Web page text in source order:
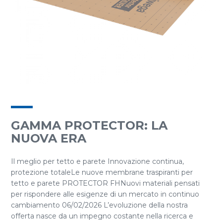
GAMMA PROTECTOR: LA
NUOVA ERA
Il meglio per tetto e parete Innovazione continua,
protezione totaleLe nuove membrane traspiranti per
tetto e parete PROTECTOR FHNuovi materiali pensati
per rispondere alle esigenze di un mercato in continuo
cambiamento 06/02/2026 L’evoluzione della nostra
offerta nasce da un impegno costante nella ricerca e